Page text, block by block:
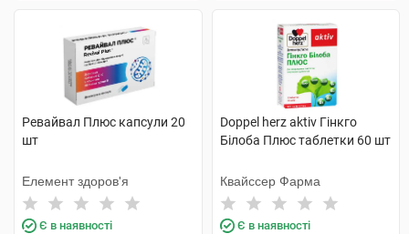
Ревайвал Плюс капсули 20
шт
Елемент здоров'я
Є в наявності
Doppel herz aktiv Гінкго
Білоба Плюс таблетки 60 шт
Квайссер Фарма
Є в наявності